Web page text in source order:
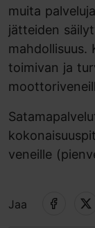
muita
jätteiden
mahdollisuus.
toimivan ja
veneille
Jaa